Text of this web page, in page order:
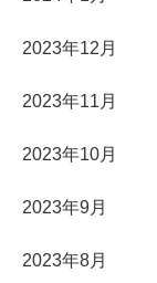
2023年12月
2023年11月
2023年10月
2023年9月
2023年8月